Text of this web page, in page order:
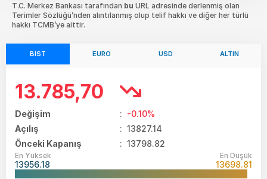
T.C. Merkez Bankası tarafından bu URL adresinde derlenmiş olan
Terimler Sözlüğü’nden alıntılanmış olup telif hakkı ve diğer her türlü
hakkı TCMB’ye aittir.
BIST EURO USD ALTIN
13.785,70
Değişim : -0.10%
Açılış
: 13827.14
Önceki Kapanış
: 13798.82
En Yüksek
13956.18
En Düşük
13698.81